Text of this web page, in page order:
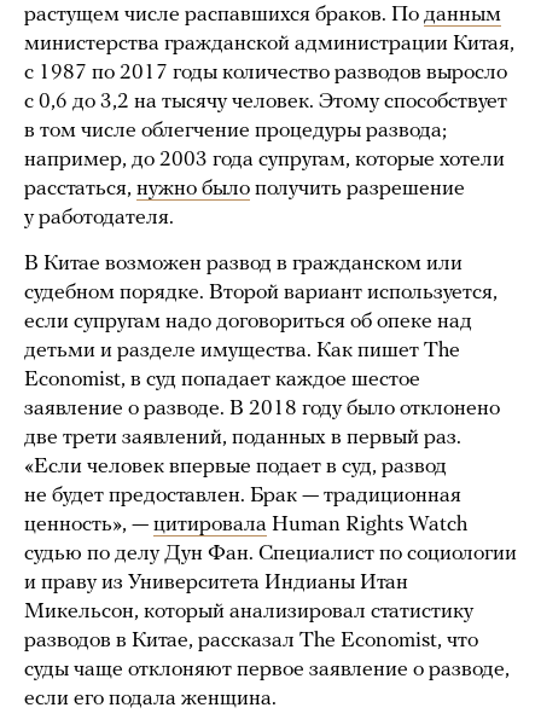
растущем числе распавшихся браков. По данным
министерства гражданской администрации Китая,
с 1987 по 2017 годы количество разводов выросло
с 0,6 до 3,2 на тысячу человек. Этому способствует
в том числе облегчение процедуры развода;
например, до 2003 года супругам, которые хотели
расстаться, нужно было получить разрешение
у работодателя.
В Китае возможен развод в гражданском или
судебном порядке. Второй вариант используется,
если супругам надо договориться об опеке над
детьми и разделе имущества. Как пишет The
Economist, в суд попадает каждое шестое
заявление о разводе. В 2018 году было отклонено
две трети заявлений, поданных в первый раз.
«Если человек впервые подает в суд, развод
не будет предоставлен. Брак — традиционная
ценность», — цитировала Human Rights Watch
судью по делу Дун Фан. Специалист по социологии
и праву из Университета Индианы Итан
Микельсон, который анализировал статистику
разводов в Китае, рассказал The Economist, что
суды чаще отклоняют первое заявление о разводе,
если его подала женщина.